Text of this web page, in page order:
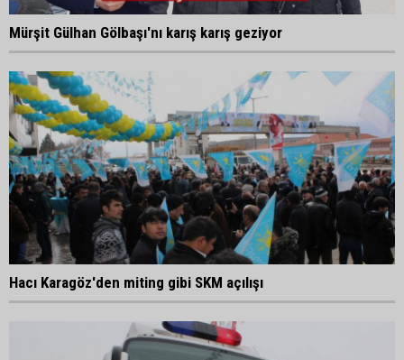
Mürşit Gülhan Gölbaşı'nı karış karış geziyor
Hacı Karagöz'den miting gibi SKM açılışı